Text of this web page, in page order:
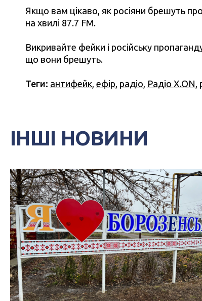
Якщо вам цікаво, як росіяни брешуть
на хвилі 87.7 FM.
Викривайте фейки і російську
що вони брешуть.
Теги: антифейк, ефір радіо Радіо X.ON
ІНШІ НОВИНИ